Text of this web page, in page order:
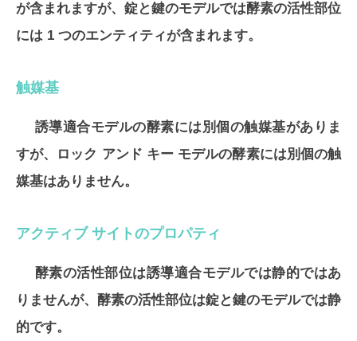
が含まれますが、錠と鍵のモデルでは酵素の活性部位
には 1 つのエンティティが含まれます。
触媒基
誘導適合モデルの酵素には別個の触媒基がありま
すが、ロック アンド キー モデルの酵素には別個の触
媒基はありません。
アクティブ サイトのプロパティ
酵素の活性部位は誘導適合モデルでは静的ではあ
りませんが、酵素の活性部位は錠と鍵のモデルでは静
的です。